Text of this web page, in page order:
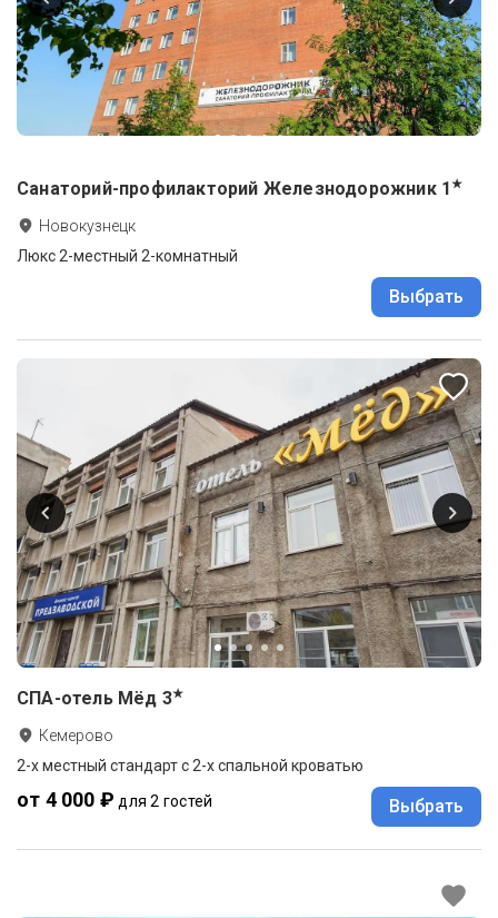
Санаторий-профилакторий Железнодорожник 1★
Новокузнецк
Люкс 2-местный 2-комнатный
Выбрать
СПА-отель Мёд 3★
Кемерово
2-x местный стандарт с 2-х спальной кроватью
от 4 000 ₽ для 2 гостей Выбрать